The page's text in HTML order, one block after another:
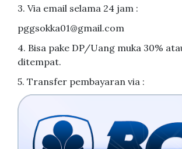
3. Via email selama 24 jam :
pggsokka01@gmail.com
4. Bisa pake DP/Uang muka 30%
ditempat.
5. Transfer pembayaran via :